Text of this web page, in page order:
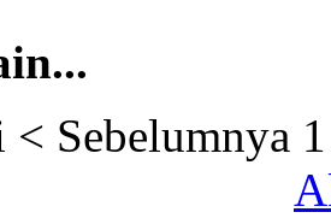
< Sebelumnya 1